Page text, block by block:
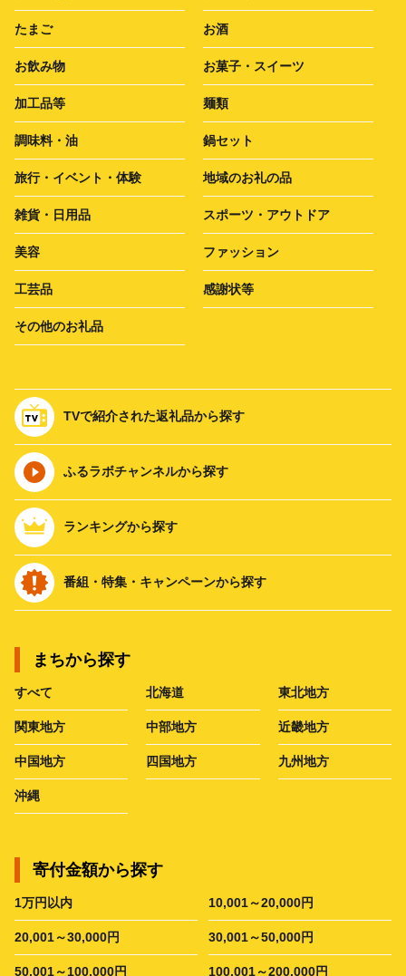
たまご お酒
お飲み物 お菓子・スイーツ
加工品等 麺類
調味料・油 鍋セット
旅行・イベント・体験 地域のお礼の品
雑貨・日用品 スポーツ・アウトドア
美容 ファッション
工芸品 感謝状等
その他のお礼品
TVで紹介された返礼品から探す
ふるラボチャンネルから探す
ランキングから探す
番組・特集・キャンペーンから探す
まちから探す
すべて 北海道 東北地方
関東地方 中部地方 近畿地方
中国地方 四国地方 九州地方
沖縄
寄付金額から探す
1万円以内 10,001～20,000円
20,001～30,000円 30,001～50,000円
50,001～100,000円 100,001～200,000円